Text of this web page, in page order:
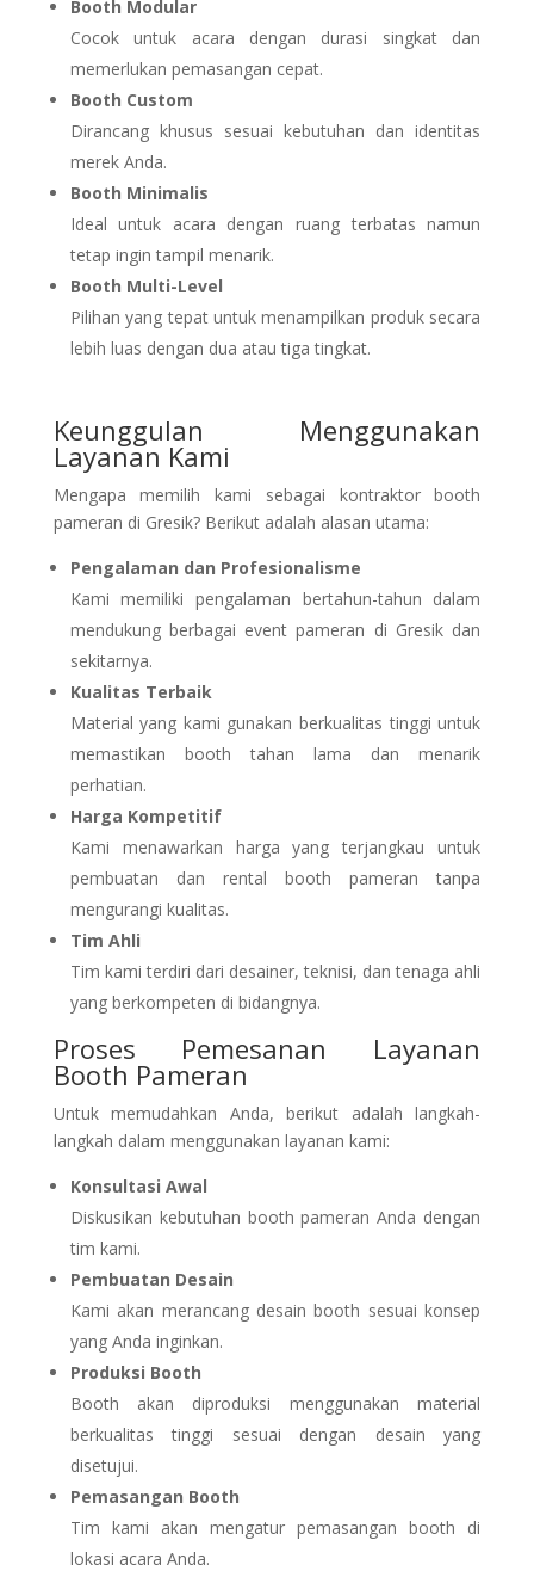
Booth Modular
Cocok untuk acara dengan durasi singkat dan
memerlukan pemasangan cepat.
Booth Custom
Dirancang khusus sesuai kebutuhan dan identitas
merek Anda.
Booth Minimalis
Ideal untuk acara dengan ruang terbatas namun
tetap ingin tampil menarik.
Booth Multi-Level
Pilihan yang tepat untuk menampilkan produk secara
lebih luas dengan dua atau tiga tingkat.
Keunggulan Menggunakan
Layanan Kami
Mengapa memilih kami sebagai kontraktor booth
pameran di Gresik? Berikut adalah alasan utama:
Pengalaman dan Profesionalisme
Kami memiliki pengalaman bertahun-tahun dalam
mendukung berbagai event pameran di Gresik dan
sekitarnya.
Kualitas Terbaik
Material yang kami gunakan berkualitas tinggi untuk
memastikan booth tahan lama dan menarik
perhatian.
Harga Kompetitif
Kami menawarkan harga yang terjangkau untuk
pembuatan dan rental booth pameran tanpa
mengurangi kualitas.
Tim Ahli
Tim kami terdiri dari desainer, teknisi, dan tenaga ahli
yang berkompeten di bidangnya.
Proses Pemesanan Layanan
Booth Pameran
Untuk memudahkan Anda, berikut adalah langkah-
langkah dalam menggunakan layanan kami:
Konsultasi Awal
Diskusikan kebutuhan booth pameran Anda dengan
tim kami.
Pembuatan Desain
Kami akan merancang desain booth sesuai konsep
yang Anda inginkan.
Produksi Booth
Booth akan diproduksi menggunakan material
berkualitas tinggi sesuai dengan desain yang
disetujui.
Pemasangan Booth
Tim kami akan mengatur pemasangan booth di
lokasi acara Anda.